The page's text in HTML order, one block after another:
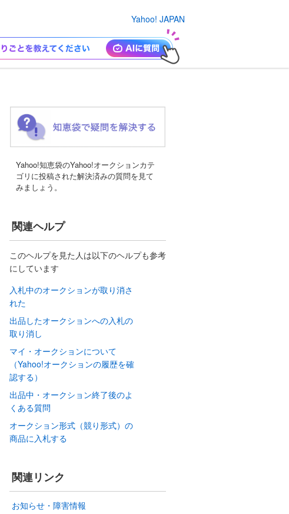
Yahoo! JAPAN
Yahoo!知恵袋のYahoo!オークションカテ
ゴリに投稿された解決済みの質問を見て
みましょう。
関連ヘルプ
このヘルプを見た人は以下のヘルプも参考
にしています
入札中のオークションが取り消さ
れた
出品したオークションへの入札の
取り消し
マイ・オークションについて
（Yahoo!オークションの履歴を確
認する）
出品中・オークション終了後のよ
くある質問
オークション形式（競り形式）の
商品に入札する
関連リンク
お知らせ・障害情報